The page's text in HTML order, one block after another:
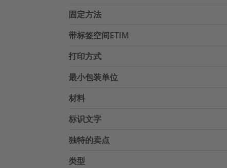
固定方法
带标签空间ETIM
打印方式
最小包装单位
材料
标识文字
独特的卖点
类型